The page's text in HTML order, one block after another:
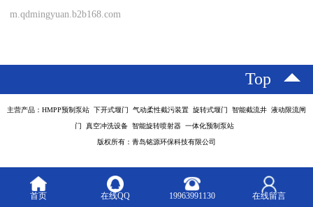
m.qdmingyuan.b2b168.com
Top
主营产品：HMPP预制泵站 下开式堰门 气动柔性截污装置 旋转式堰门 智能截流井 液动限流闸
门 真空冲洗设备 智能旋转喷射器 一体化预制泵站
版权所有：青岛铭源环保科技有限公司
首页 在线QQ 19963991130 在线留言